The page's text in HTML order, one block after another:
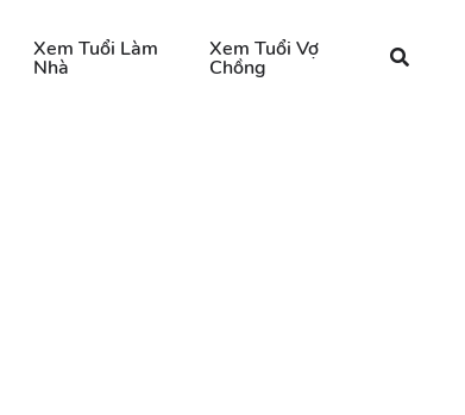
Xem Tuổi Làm
Nhà
Xem Tuổi Vợ
Chồng